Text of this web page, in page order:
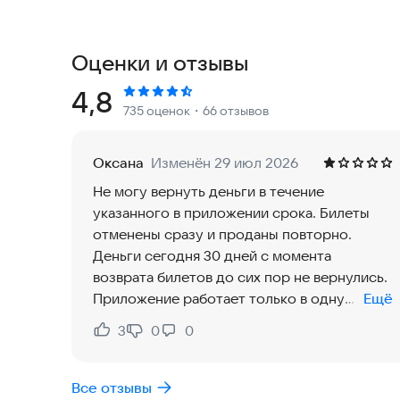
Приложение «ЖД Билеты» — это:
подходящие варианты и оформляйте их в одном
→ Геолокация. Ближайшая к вам станция
→ Экономия времени. Пройти электронную
купон, распечатанный на принтере или с
доступны спецтарифы РЖД. На этапе ввода
→ Промо-коды. Наши постоянные клиенты
→ Справочник пассажиров. Вы можете
информацию после оформления. В дальнейшем
заказ билетов будет занимать пару минут –
подтянутся автоматически.
→ Простая оплата. Оплачивайте заказ
«Гарантированный возврат» и это избавит вас
Оценки и отзывы
Рейтинг:
4,8 735 оценок ・66 отзывов
Оксана Изменён 29 июл 2026
Не могу вернуть деньги в течение
указанного в приложении срока. Билеты
отменены сразу и проданы повторно.
Деньги сегодня 30 дней с момента
возврата билетов до сих пор не вернулись.
Приложение работает только в одну
сторону, для коммерческой выгоды. Очень
разочарована. Больше пользоваться не
с разницей в 7 дней, пока ответа кроме
Ещё
Нравится:
3
Не нравится:
0 0
Все отзывы